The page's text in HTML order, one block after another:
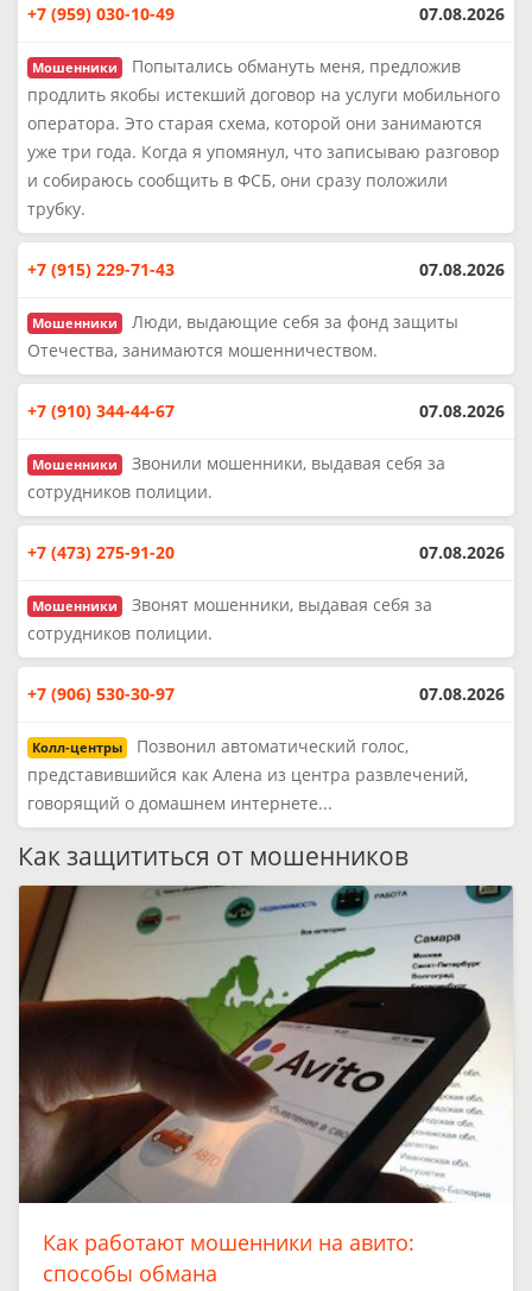
+7 (959) 030-10-49 07.08.2026
Мошенники
Попытались обмануть меня, предложив
продлить якобы истекший договор на услуги мобильного
оператора. Это старая схема, которой они занимаются
уже три года. Когда я упомянул, что записываю разговор
и собираюсь сообщить в ФСБ, они сразу положили
трубку.
+7 (915) 229-71-43 07.08.2026
Мошенники
Люди, выдающие себя за фонд защиты
Отечества, занимаются мошенничеством.
+7 (910) 344-44-67 07.08.2026
Мошенники
Звонили мошенники, выдавая себя за
сотрудников полиции.
+7 (473) 275-91-20 07.08.2026
Мошенники
Звонят мошенники, выдавая себя за
сотрудников полиции.
+7 (906) 530-30-97 07.08.2026
Колл-центры
Позвонил автоматический голос,
представившийся как Алена из центра развлечений,
говорящий о домашнем интернете...
Как защититься от мошенников
Как работают мошенники на авито:
способы обмана